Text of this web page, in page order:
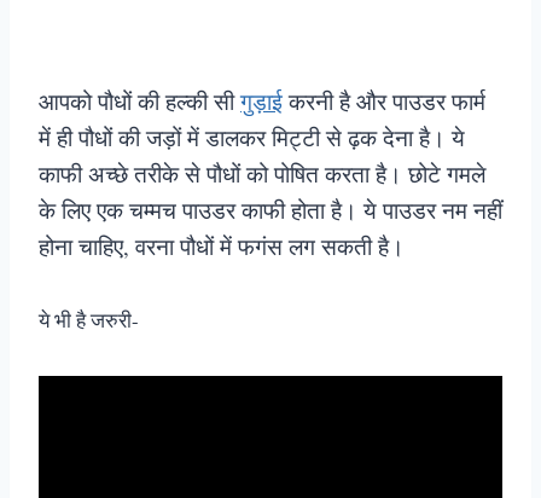
आपको पौधों की हल्की सीगुड़ाईकरनी है और पाउडर फार्म
में ही पौधों की जड़ों में डालकर मिट्टी से ढ़क देना है। ये
काफी अच्छे तरीके से पौधों को पोषित करता है। छोटे गमले
के लिए एक चम्मच पाउडर काफी होता है। ये पाउडर नम नहीं
होना चाहिए, वरना पौधों में फगंस लग सकती है।
ये भी है जरुरी-